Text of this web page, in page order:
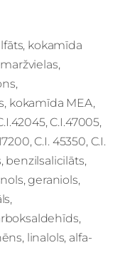
kokamīda
kokamīda MEA,
C.I.47005,
C.I. 45350, C.I.
benzilsalicilāts,
geraniols,
linalols, alfa-